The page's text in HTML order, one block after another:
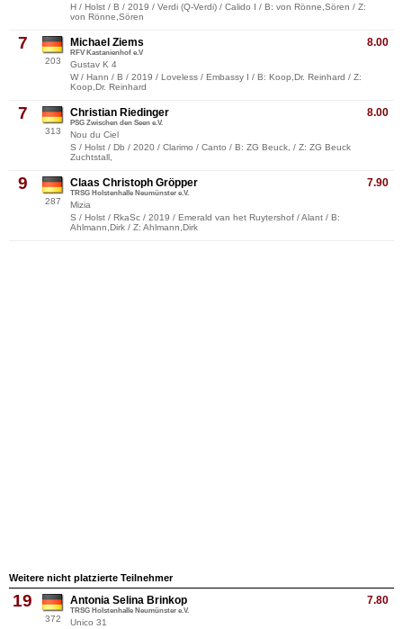
H / Holst / B / 2019 / Verdi (Q-Verdi) / Calido I / B: von Rönne,Sören / Z:
von Rönne,Sören
7
203
8.00
Michael Ziems
RFV Kastanienhof e.V
Gustav K 4
W / Hann / B / 2019 / Loveless / Embassy I / B: Koop,Dr. Reinhard / Z:
Koop,Dr. Reinhard
7
313
8.00
Christian Riedinger
PSG Zwischen den Seen e.V.
Nou du Ciel
S / Holst / Db / 2020 / Clarimo / Canto / B: ZG Beuck, / Z: ZG Beuck
Zuchtstall,
9
287
7.90
Claas Christoph Gröpper
TRSG Holstenhalle Neumünster e.V.
Mizia
S / Holst / RkaSc / 2019 / Emerald van het Ruytershof / Alant / B:
Ahlmann,Dirk / Z: Ahlmann,Dirk
Weitere nicht platzierte Teilnehmer
19
372
7.80
Antonia Selina Brinkop
TRSG Holstenhalle Neumünster e.V.
Unico 31